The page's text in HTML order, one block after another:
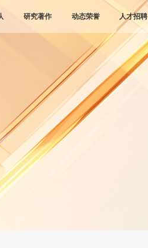
研究著作 动态荣誉 人才招聘